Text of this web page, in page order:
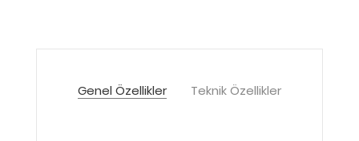
Genel Özellikler Teknik Özellikler